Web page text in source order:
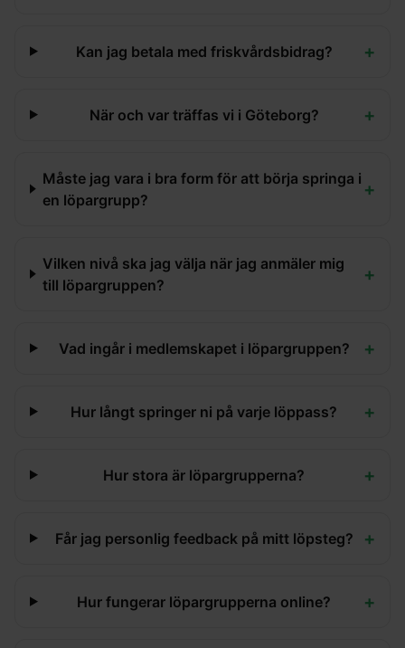
Kan jag betala med friskvårdsbidrag? +
När och var träffas vi i Göteborg? +
Måste jag vara i bra form för att börja springa i
en löpargrupp?
+
Vilken nivå ska jag välja när jag anmäler mig
till löpargruppen?
+
Vad ingår i medlemskapet i löpargruppen? +
Hur långt springer ni på varje löppass? +
Hur stora är löpargrupperna? +
Får jag personlig feedback på mitt löpsteg? +
Hur fungerar löpargrupperna online? +